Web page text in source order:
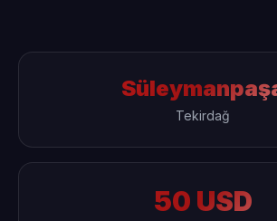
Tekirdağ
50 USD